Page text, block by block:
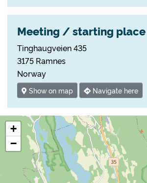
Meeting / starting place
Tinghaugveien 435
3175 Ramnes
Norway
Show on map Navigate here
+
−